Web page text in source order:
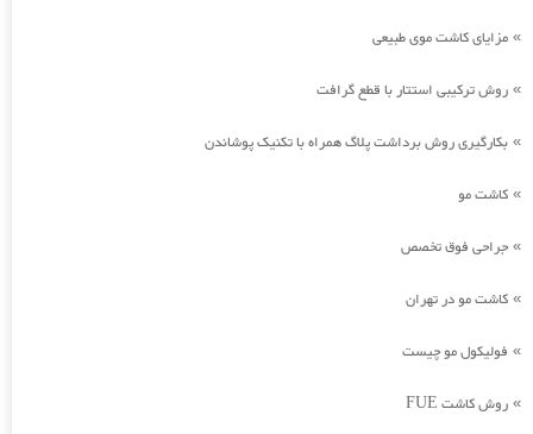
» مزایای کاشت موی طبیعی
» روش ترکیبی استتار با قطع گرافت
» بکارگیری روش برداشت پلاگ همراه با تکنیک پوشاندن
» کاشت مو
» جراحی فوق تخصص
» کاشت مو در تهران
» فولیکول مو چیست
» روش کاشت FUE